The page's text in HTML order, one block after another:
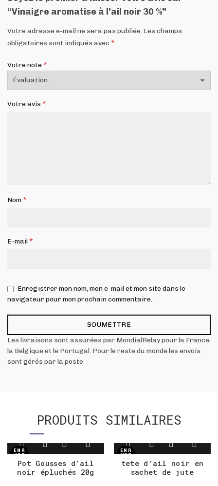
“Vinaigre aromatise à l’ail noir 30 %”
Votre adresse e-mail ne sera pas publiée. Les champs
obligatoires sont indiqués avec *
Votre note*
Votre avis *
Nom*
E-mail*
Enregistrer mon nom, mon e-mail et mon site dans le
navigateur pour mon prochain commentaire.
Les livraisons sont assurées par MondialRelay pour la France,
la Belgique et le Portugal. Pour le reste du monde les envois
sont gérés par la poste
PRODUITS SIMILAIRES
EN R
UPT
URE
DE S
TOC
K
Pot Gousses d’ail
noir épluchés 20g
EN R
UPT
URE
DE S
tete d’ail noir en
sachet de jute